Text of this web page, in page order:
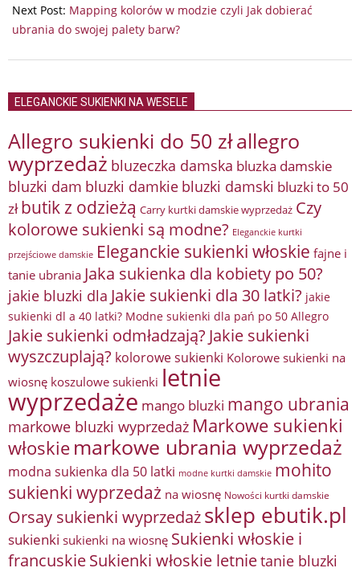
24
Next Post: Mapping kolorów w modzie czyli Jak dobierać
ubrania do swojej palety barw?
ELEGANCKIE SUKIENKI NA WESELE
Allegro sukienki do 50 złallegro
wyprzedaż bluzeczka damska bluzka damskie
bluzki dam bluzki damkie bluzki damski bluzki to 50
zł butik z odzieżą Carry kurtki damskie wyprzedaż Czy
kolorowe sukienki są modne? Eleganckie kurtki
przejściowe damskie Eleganckie sukienki włoskie fajne i
tanie ubrania Jaka sukienka dla kobiety po 50?
jakie bluzki dla Jakie sukienki dla 30 latki? jakie
sukienki dl a 40 latki? Modne sukienki dla pań po 50 Allegro
Jakie sukienki odmładzają? Jakie sukienki
wyszczuplają? kolorowe sukienki Kolorowe sukienki na
wiosnę koszulowe sukienki letnie
wyprzedaże mango bluzki mango ubrania
markowe bluzki wyprzedaż Markowe sukienki
włoskie markowe ubrania wyprzedaż
modna sukienka dla 50 latki modne kurtki damskie mohito
sukienki wyprzedaż na wiosnę Nowości kurtki damskie
Orsay sukienki wyprzedażsklep ebutik.pl
sukienki sukienki na wiosnę Sukienki włoskie i
francuskieSukienki włoskie letnietanie bluzki